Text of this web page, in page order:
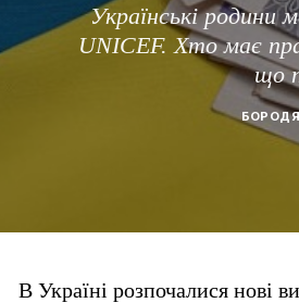
Українські
UNICEF. Хто має
що
В Україні розпочалися нові